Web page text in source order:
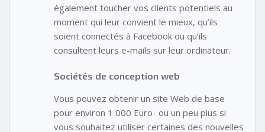
également toucher vos clients potentiels au
moment qui leur convient le mieux, qu’ils
soient connectés à Facebook ou qu’ils
consultent leurs e-mails sur leur ordinateur.
Sociétés de conception web
Vous pouvez obtenir un site Web de base
pour environ 1 000 Euro- ou un peu plus si
vous souhaitez utiliser certaines des nouvelles